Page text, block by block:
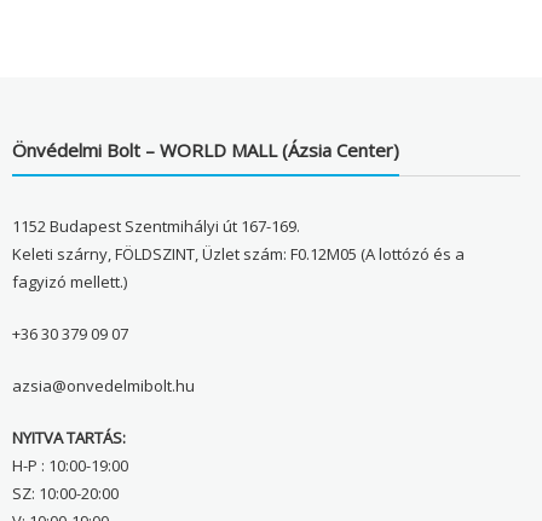
Önvédelmi Bolt – WORLD MALL (Ázsia Center)
1152 Budapest Szentmihályi út 167-169.
Keleti szárny, FÖLDSZINT, Üzlet szám: F0.12M05 (A lottózó és a
fagyizó mellett.)
+36 30 379 09 07
azsia@onvedelmibolt.hu
NYITVA TARTÁS:
H-P : 10:00-19:00
SZ: 10:00-20:00